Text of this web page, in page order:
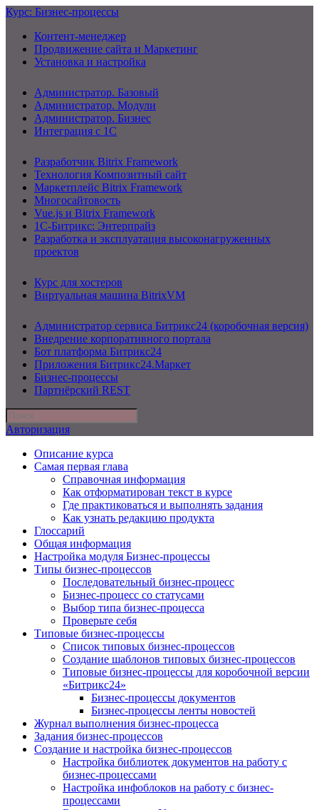
Курс: Бизнес-процессы
Контент-менеджер
Продвижение сайта и Маркетинг
Установка и настройка
Администратор. Базовый
Администратор. Модули
Администратор. Бизнес
Интеграция с 1С
Разработчик Bitrix Framework
Технология Композитный сайт
Маркетплейс Bitrix Framework
Многосайтовость
Vue.js и Bitrix Framework
1С-Битрикс: Энтерпрайз
Разработка и эксплуатация высоконагруженных
проектов
Курс для хостеров
Виртуальная машина BitrixVM
Администратор сервиса Битрикс24 (коробочная версия)
Внедрение корпоративного портала
Бот платформа Битрикс24
Приложения Битрикс24.Маркет
Бизнес-процессы
Партнёрский REST
Авторизация
Описание курса
Самая первая глава
Справочная информация
Как отформатирован текст в курсе
Где практиковаться и выполнять задания
Как узнать редакцию продукта
Глоссарий
Общая информация
Настройка модуля Бизнес-процессы
Типы бизнес-процессов
Последовательный бизнес-процесс
Бизнес-процесс со статусами
Выбор типа бизнес-процесса
Проверьте себя
Типовые бизнес-процессы
Список типовых бизнес-процессов
Создание шаблонов типовых бизнес-процессов
Типовые бизнес-процессы для коробочной версии
«Битрикс24»
Бизнес-процессы документов
Бизнес-процессы ленты новостей
Журнал выполнения бизнес-процесса
Задания бизнес-процессов
Создание и настройка бизнес-процессов
Настройка библиотек документов на работу с
бизнес-процессами
Настройка инфоблоков на работу с бизнес-
процессами